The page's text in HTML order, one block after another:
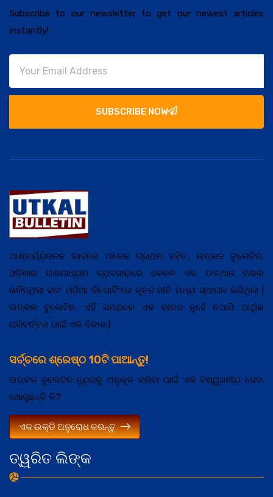
Subscribe to our newsletter to get our newest articles
instantly!
SUBSCRIBE NOW
ତ୍ୱରିତ ଲିଙ୍କ
ଆଶ୍ଚର୍ଯ୍ଯ଼ଜନକ ଭାବରେ ଅନେକ ପ୍ରଥମ ସହିତ, ଉତ୍କଳ ବୁଲେଟିନ,
ଓଡ଼ିଶାର ଗଣମାଧ୍ଯ଼ମ ବ୍ଯ଼ବସାଯ଼ରେ କେବଳ ଏକ ଉତ୍ଥାନ ହାସଲ
କରିନଥିଲା ବରଂ ଓଡ଼ିଆ ରିପୋର୍ଟିଂରେ ନୂତନ ନୀତି ମଧ୍ଯ଼ ସ୍ଥାପନ କରିଥିଲା |
ଉତ୍କଳ ବୁଲେଟିନ, ଏହି ସମଯ଼ରେ ଏକ କାଗଜ ନୁହେଁ ତଥାପି ଆର୍ଥିକ
ପରିବର୍ତ୍ତନ ପାଇଁ ଏକ ବିକାଶ |
ସର୍ଚ୍ଚରେ ଶ୍ରେଷ୍ଠ 10ଟି ପାଆନ୍ତୁ!
ଉତ୍କଳ ବୁଲେଟିନ ନ୍ଯ଼ୁଜକୁ ଅନୁକୂଳ କରିବା ପାଇଁ ଏକ ବିଶ୍ୱସନୀଯ଼ ସେବା
ଖୋଜୁଛନ୍ତି କି?
ଏକ ଉକ୍ତି ଅନୁରୋଧ କରନ୍ତୁ